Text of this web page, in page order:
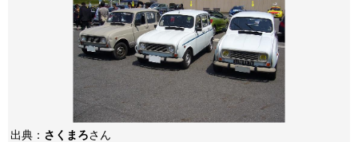
出典： さくまろさん